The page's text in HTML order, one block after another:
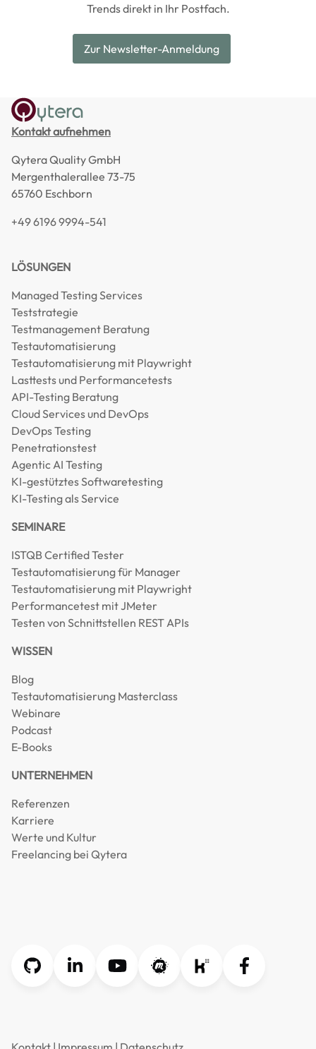
Trends direkt in Ihr Postfach.
Zur Newsletter-Anmeldung
Kontakt aufnehmen
Qytera Quality GmbH
Mergenthalerallee 73-75
65760 Eschborn
+49 6196 9994-541
LÖSUNGEN
Managed Testing Services
Teststrategie
Testmanagement Beratung
Testautomatisierung
Testautomatisierung mit Playwright
Lasttests und Performancetests
API-Testing Beratung
Cloud Services und DevOps
DevOps Testing
Penetrationstest
Agentic AI Testing
KI-gestütztes Softwaretesting
KI-Testing als Service
SEMINARE
ISTQB Certified Tester
Testautomatisierung für Manager
Testautomatisierung mit Playwright
Performancetest mit JMeter
Testen von Schnittstellen REST APIs
WISSEN
Blog
Testautomatisierung Masterclass
Webinare
Podcast
E-Books
UNTERNEHMEN
Referenzen
Karriere
Werte und Kultur
Freelancing bei Qytera